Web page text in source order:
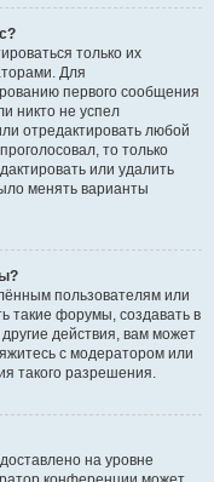
только их
Для
первого сообщения
никто не успел
отредактировать любой
то только
или удалить
менять варианты
пользователям или
такие форумы, создавать в
действия, вам может
с модератором или
такого разрешения.
на уровне